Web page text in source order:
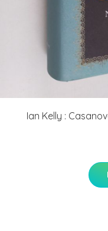
Ian Kelly :